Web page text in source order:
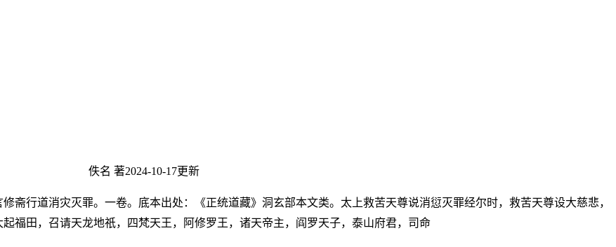
佚名 著2024-10-17更新
斋行道消灾灭罪。一卷。底本出处：《正统道藏》洞玄部本文类。太上救苦天尊说消愆灭罪经尔时，救苦天尊设大慈悲，
福田，召请天龙地祇，四梵天王，阿修罗王，诸天帝主，阎罗天子，泰山府君，司命